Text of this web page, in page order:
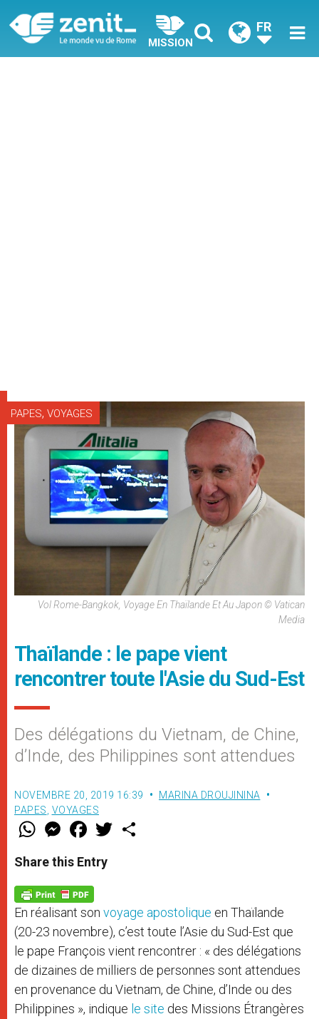
MISSION
FR
PAPES, VOYAGES
Vol Rome-Bangkok, Voyage En Thaïlande Et Au Japon © Vatican
Media
Thaïlande : le pape vient
rencontrer toute l'Asie du Sud-Est
Des délégations du Vietnam, de Chine,
d’Inde, des Philippines sont attendues
NOVEMBRE 20, 2019 16:39
MARINA DROUJININA
PAPES VOYAGES
W
t
s
p
p
M
e
s
e
g
e
r
F
a
e
b
o
k
w
Share this Entry
En réalisant son voyage apostolique en Thaïlande
(20-23 novembre), c’est toute l’Asie du Sud-Est que
le pape François vient rencontrer : « des délégations
de dizaines de milliers de personnes sont attendues
en provenance du Vietnam, de Chine, d’Inde ou des
Philippines », indique le site des Missions Étrangères